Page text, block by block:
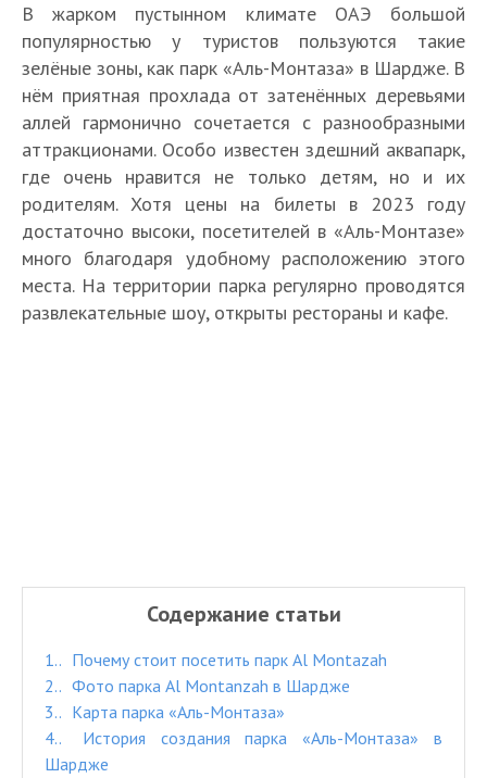
В жарком пустынном климате ОАЭ большой
популярностью у туристов пользуются такие
зелёные зоны, как парк «Аль-Монтаза» в Шардже. В
нём приятная прохлада от затенённых деревьями
аллей гармонично сочетается с разнообразными
аттракционами. Особо известен здешний аквапарк,
где очень нравится не только детям, но и их
родителям. Хотя цены на билеты в 2023 году
достаточно высоки, посетителей в «Аль-Монтазе»
много благодаря удобному расположению этого
места. На территории парка регулярно проводятся
развлекательные шоу, открыты рестораны и кафе.
Содержание статьи
1.
Почему стоит посетить парк Al Montazah
2.
Фото парка Al Montanzah в Шардже
3.
Карта парка «Аль-Монтаза»
4.
История создания парка «Аль-Монтаза» в
Шардже